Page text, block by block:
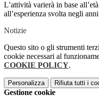
L’attività varierà in base
all’esperienza svolta negli
Notizie
Questo sito o gli strumenti
cookie necessari al
COOKIE POLICY.
Personalizza Rifiuta tutti i
Gestione cookie